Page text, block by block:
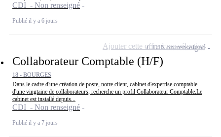
CDI - Non renseigné
Publié il y a 6 jours
Collaborateur Comptable (H/F)
18 - BOURGES
Dans le cadre d'une création de poste, notre client, cabinet d'expertise comptable
d'une vingtaine de collaborateurs, recherche un profil Collaborateur Comptable.Le
cabinet est installé depuis...
CDI - Non renseigné
Publié il y a 7 jours
CDINon renseigné
Ajouter cette offre à ma sélection